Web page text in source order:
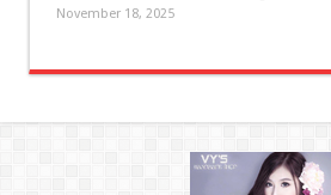
November 18, 2025